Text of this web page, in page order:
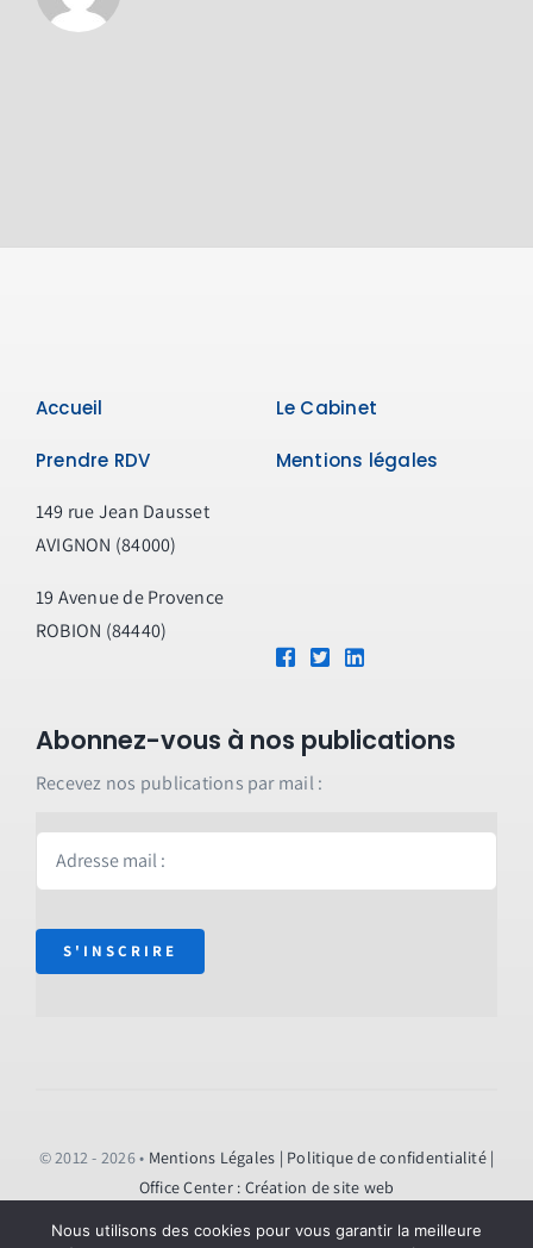
Accueil
Prendre RDV
149 rue Jean Dausset
AVIGNON (84000)
19 Avenue de Provence
ROBION (84440)
Le Cabinet
Mentions légales
Abonnez-vous à nos publications
Recevez nos publications par mail :
S'INSCRIRE
© 2012 - 2026 • Mentions Légales | Politique de confidentialité |
Office Center : Création de site web
Nous utilisons des cookies pour vous garantir la meilleure